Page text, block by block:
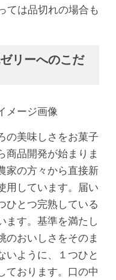
ては品切れの場合も
リーへのこだ
の美味しさをお菓子
商品開発が始まりま
家の方々から直接新
用しています。届い
ひとつ完熟している
ます。基準を満たし
のおいしさをそのま
いように、１つひと
ております。口の中